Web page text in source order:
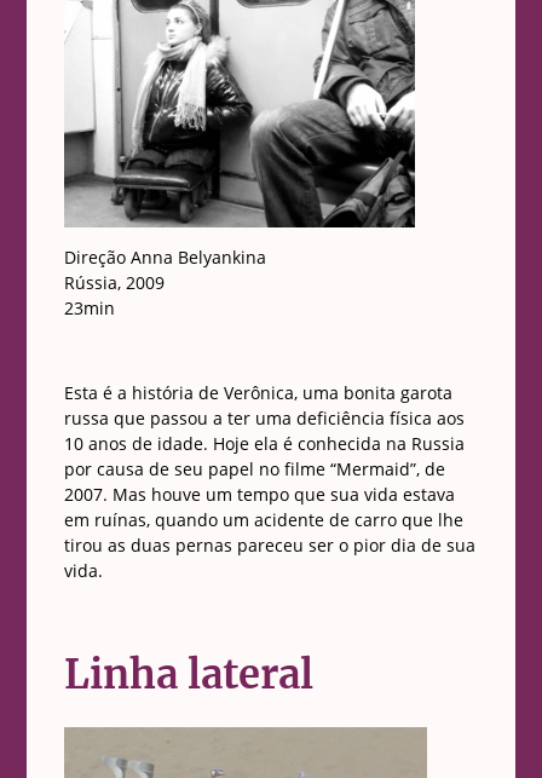
Direção Anna Belyankina
Rússia, 2009
23min
Esta é a história de Verônica, uma bonita garota
russa que passou a ter uma deficiência física aos
10 anos de idade. Hoje ela é conhecida na Russia
por causa de seu papel no filme “Mermaid”, de
2007. Mas houve um tempo que sua vida estava
em ruínas, quando um acidente de carro que lhe
tirou as duas pernas pareceu ser o pior dia de sua
vida.
Linha lateral